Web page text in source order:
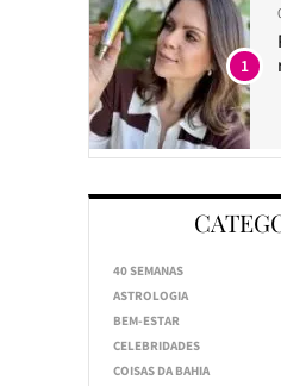
1
40 SEMANAS
ASTROLOGIA
BEM-ESTAR
CELEBRIDADES
COISAS DA BAHIA